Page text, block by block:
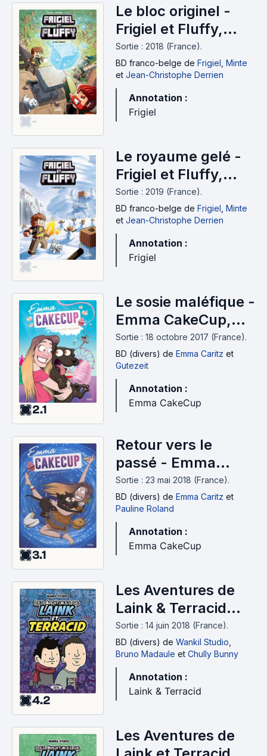
-
Le bloc originel -
Frigiel et Fluffy,
Tome 3 (2018)
Sortie : 2018 (France).
BD franco-belge de Frigiel , Minte
et Jean-Christophe Derrien
Annotation :
Frigiel
-
Le royaume gelé -
Frigiel et Fluffy,
Tome 4 (2019)
Sortie : 2019 (France).
BD franco-belge de Frigiel , Minte
et Jean-Christophe Derrien
Annotation :
Frigiel
2.1
Le sosie maléfique -
Emma CakeCup,
volume 1 (2017)
Sortie : 18 octobre 2017 (France).
BD (divers) de Emma Caritz et
Gutezeit
Annotation :
Emma CakeCup
3.1
Retour vers le
passé - Emma
CakeCup, volume 2
(2018)
Sortie : 23 mai 2018 (France).
BD (divers) de Emma Caritz et
Pauline Roland
Annotation :
Emma CakeCup
4.2
Les Aventures de
Laink & Terracid
(2018)
Sortie : 14 juin 2018 (France).
BD (divers) de Wankil Studio
Bruno Madaule et Chully Bunny
Annotation :
Laink & Terracid
Les Aventures de